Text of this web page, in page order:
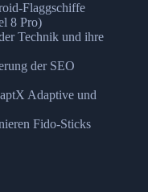
Flaggschiffe
8 Pro)
Technik und ihre
der SEO
Adaptive und
Fido-Sticks